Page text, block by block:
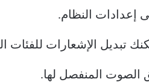
إعدادات النظام.
تبديل الإشعارات للفئات
الصوت المنفصل لها.